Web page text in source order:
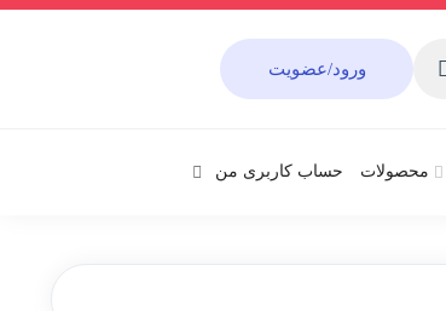
ورود/عضویت
محصولات حساب کاربری من